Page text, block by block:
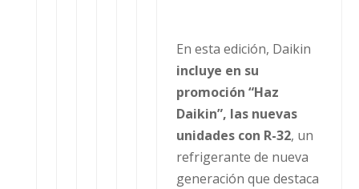
En esta edición, Daikin
incluye en su
promoción “Haz
Daikin”, las nuevas
unidades con R-32, un
refrigerante de nueva
generación que destaca